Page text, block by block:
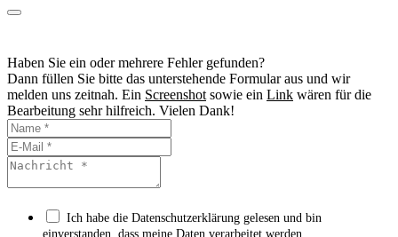
Haben Sie ein oder mehrere Fehler gefunden?
Dann füllen Sie bitte das unterstehende Formular aus und wir
melden uns zeitnah. Ein Screenshot sowie ein Link wären für die
Bearbeitung sehr hilfreich. Vielen Dank!
Ich habe die Datenschutzerklärung gelesen und bin
einverstanden, dass meine Daten verarbeitet werden.